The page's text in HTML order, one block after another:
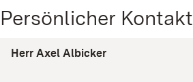
Persönlicher Kontakt
Herr Axel Albicker